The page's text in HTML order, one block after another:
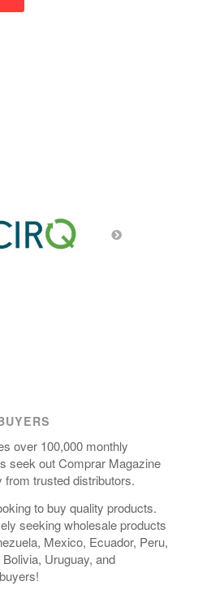
over 100,000 monthly
seek out Comprar Magazine
trusted distributors.
to buy quality products.
seeking wholesale products
Mexico, Ecuador, Peru,
Uruguay, and